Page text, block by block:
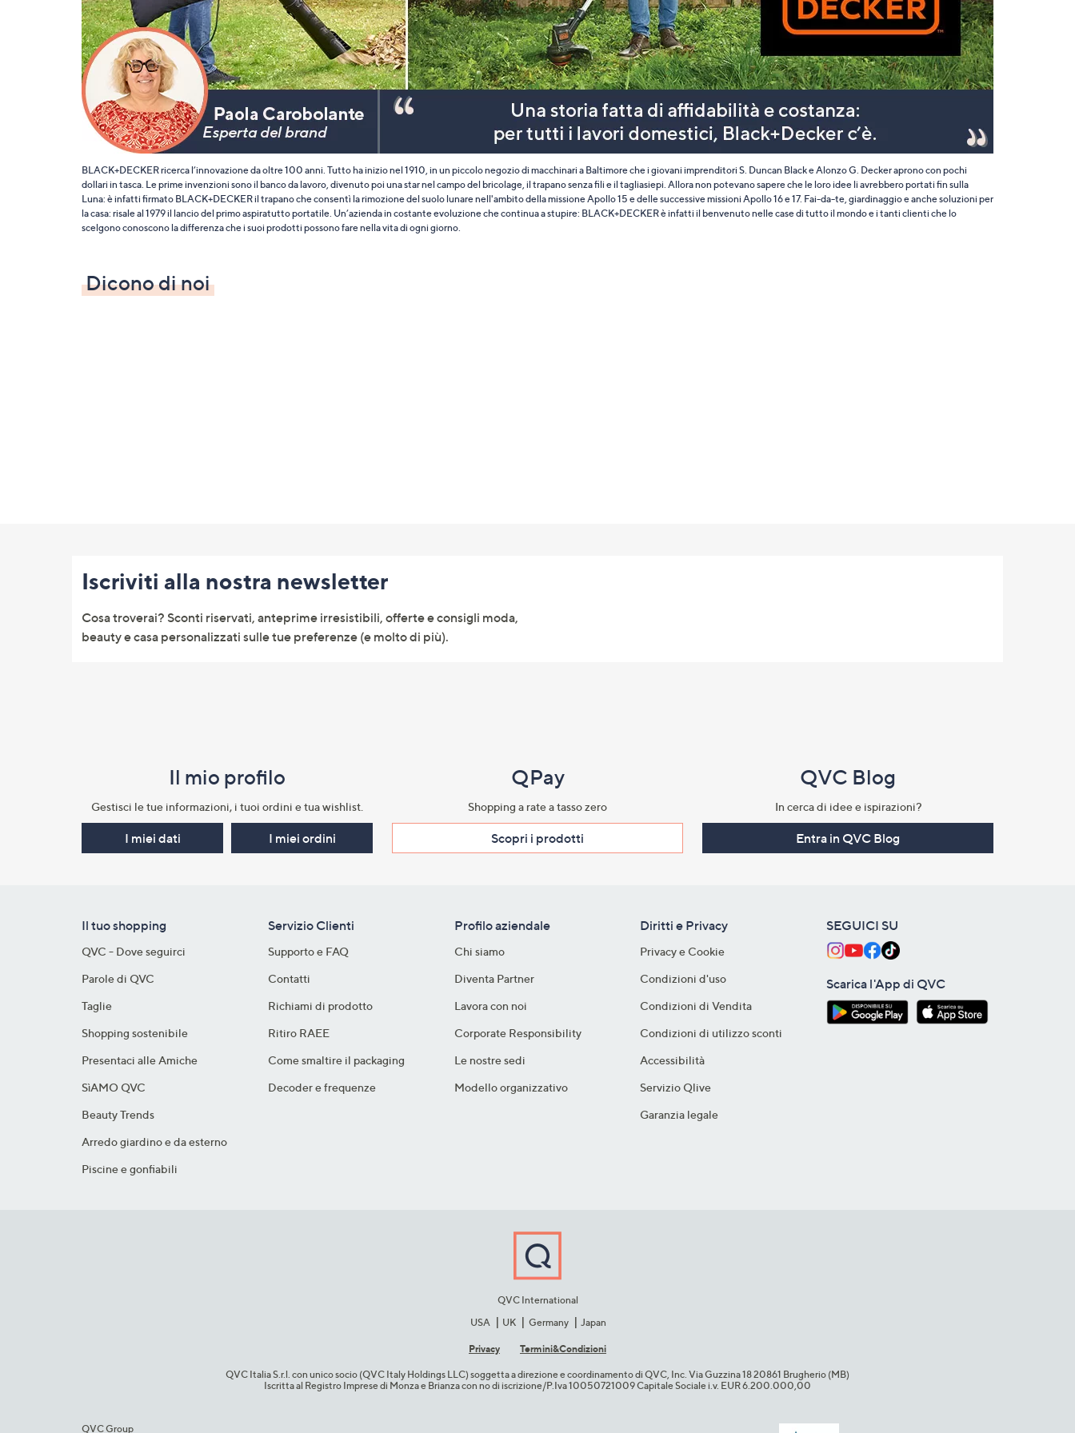
o
a
destra
sui
dispositivi
touch
per
consultarli.
BLACK+DECKER ricerca l’innovazione da oltre 100 anni. Tutto ha inizio nel 1910, in un piccolo negozio di macchinari a Baltimore che i giovani imprenditori S. Duncan Black e Alonzo G. Decker aprono con pochi
dollari in tasca. Le prime invenzioni sono il banco da lavoro, divenuto poi una star nel campo del bricolage, il trapano senza fili e il tagliasiepi. Allora non potevano sapere che le loro idee li avrebbero portati fin sulla
Luna: è infatti firmato BLACK+DECKER il trapano che consentì la rimozione del suolo lunare nell'ambito della missione Apollo 15 e delle successive missioni Apollo 16 e 17. Fai-da-te, giardinaggio e anche soluzioni per
la casa: risale al 1979 il lancio del primo aspiratutto portatile. Un’azienda in costante evoluzione che continua a stupire: BLACK+DECKER è infatti il benvenuto nelle case di tutto il mondo e i tanti clienti che lo
scelgono conoscono la differenza che i suoi prodotti possono fare nella vita di ogni giorno.
Dicono di noi
informazioni
Iscriviti alla nostra newsletter
Cosa troverai? Sconti riservati, anteprime irresistibili, offerte e consigli moda,
beauty e casa personalizzati sulle tue preferenze (e molto di più).
Il mio profilo​
Gestisci le tue informazioni, i tuoi ordini e tua wishlist.​
I miei dati I miei ordini
QPay
Shopping a rate a tasso zero​
Scopri i prodotti​
QVC Blog
In cerca di idee e ispirazioni?
Entra in QVC Blog
Il tuo shopping
QVC - Dove seguirci
Parole di QVC
Taglie
Shopping sostenibile​
Presentaci alle Amiche
SìAMO QVC
Beauty Trends
Arredo giardino e da esterno
Piscine e gonfiabili
Servizio Clienti
Supporto e FAQ
Contatti
Richiami di prodotto
Ritiro RAEE
Come smaltire il packaging​
Decoder e frequenze​
Profilo aziendale
Chi siamo
Diventa Partner
Lavora con noi
Corporate Responsibility
Le nostre sedi
Modello organizzativo
Diritti e Privacy
Privacy e Cookie
Condizioni d'uso
Condizioni di Vendita
Condizioni di utilizzo sconti
Accessibilità
Servizio Qlive
Garanzia legale
SEGUICI SU
Scarica l'App di QVC
QVC International
USA
UK Germany Japan
Privacy Termini&C​ondizioni
QVC Italia S.r.l. con unico socio (QVC Italy Holdings LLC) soggetta a direzione e coordinamento di QVC, Inc. Via Guzzina 18 20861 Brugherio (MB)​
Iscritta al Registro Imprese di Monza e Brianza con no di iscrizione/P.Iva 10050721009 Capitale Sociale i.v. EUR 6.200.000,00​
QVC Group